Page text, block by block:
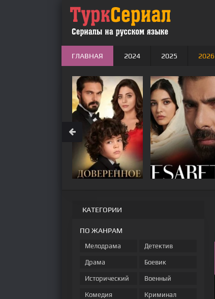
КАТЕГОРИИ
ПО ЖАНРАМ
Мелодрама
Драма
Исторический
Комедия
Детектив
Боевик
Военный
Криминал
ГЛАВНАЯ 2024 2025 2026